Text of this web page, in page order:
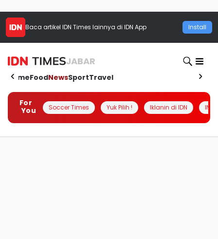
Baca artikel IDN Times lainnya di IDN App Install
JABAR
HomeFoodNewsSportTravel
For
You
Soccer Times Yuk Pilih ! Iklanin di IDN